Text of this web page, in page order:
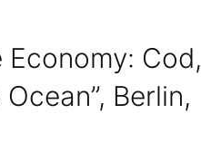
Cod,
Berlin,